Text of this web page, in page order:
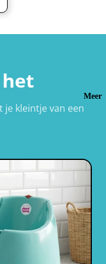
Meer
je kleintje van een